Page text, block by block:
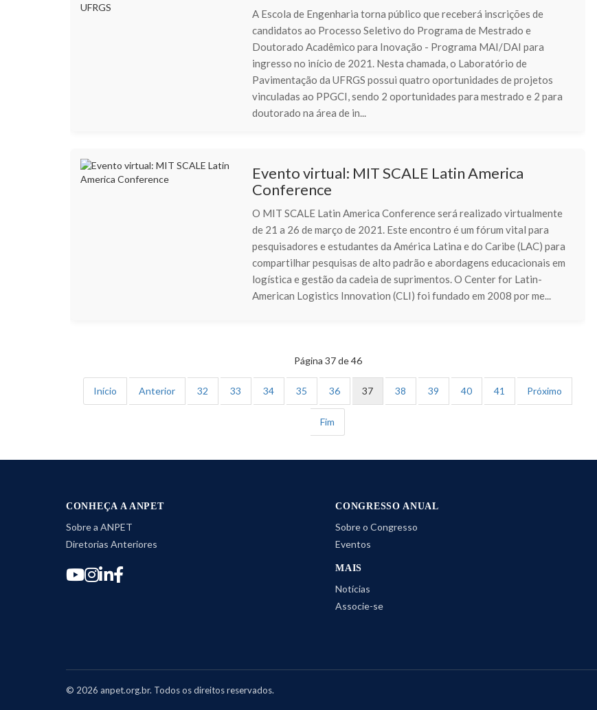
A Escola de Engenharia torna público que receberá inscrições de
candidatos ao Processo Seletivo do Programa de Mestrado e
Doutorado Acadêmico para Inovação - Programa MAI/DAI para
ingresso no início de 2021. Nesta chamada, o Laboratório de
Pavimentação da UFRGS possui quatro oportunidades de projetos
vinculadas ao PPGCI, sendo 2 oportunidades para mestrado e 2 para
doutorado na área de in...
Evento virtual: MIT SCALE Latin America
Conference
O MIT SCALE Latin America Conference será realizado virtualmente
de 21 a 26 de março de 2021. Este encontro é um fórum vital para
pesquisadores e estudantes da América Latina e do Caribe (LAC) para
compartilhar pesquisas de alto padrão e abordagens educacionais em
logística e gestão da cadeia de suprimentos. O Center for Latin-
American Logistics Innovation (CLI) foi fundado em 2008 por me...
Página 37 de 46
Início Anterior 32 33 34 35 36 37 38 39 40 41 Próximo
Fim
CONHEÇA A ANPET
Sobre a ANPET
Diretorias Anteriores
CONGRESSO ANUAL
Sobre o Congresso
Eventos
MAIS
Notícias
Associe-se
© 2026 anpet.org.br. Todos os direitos reservados.